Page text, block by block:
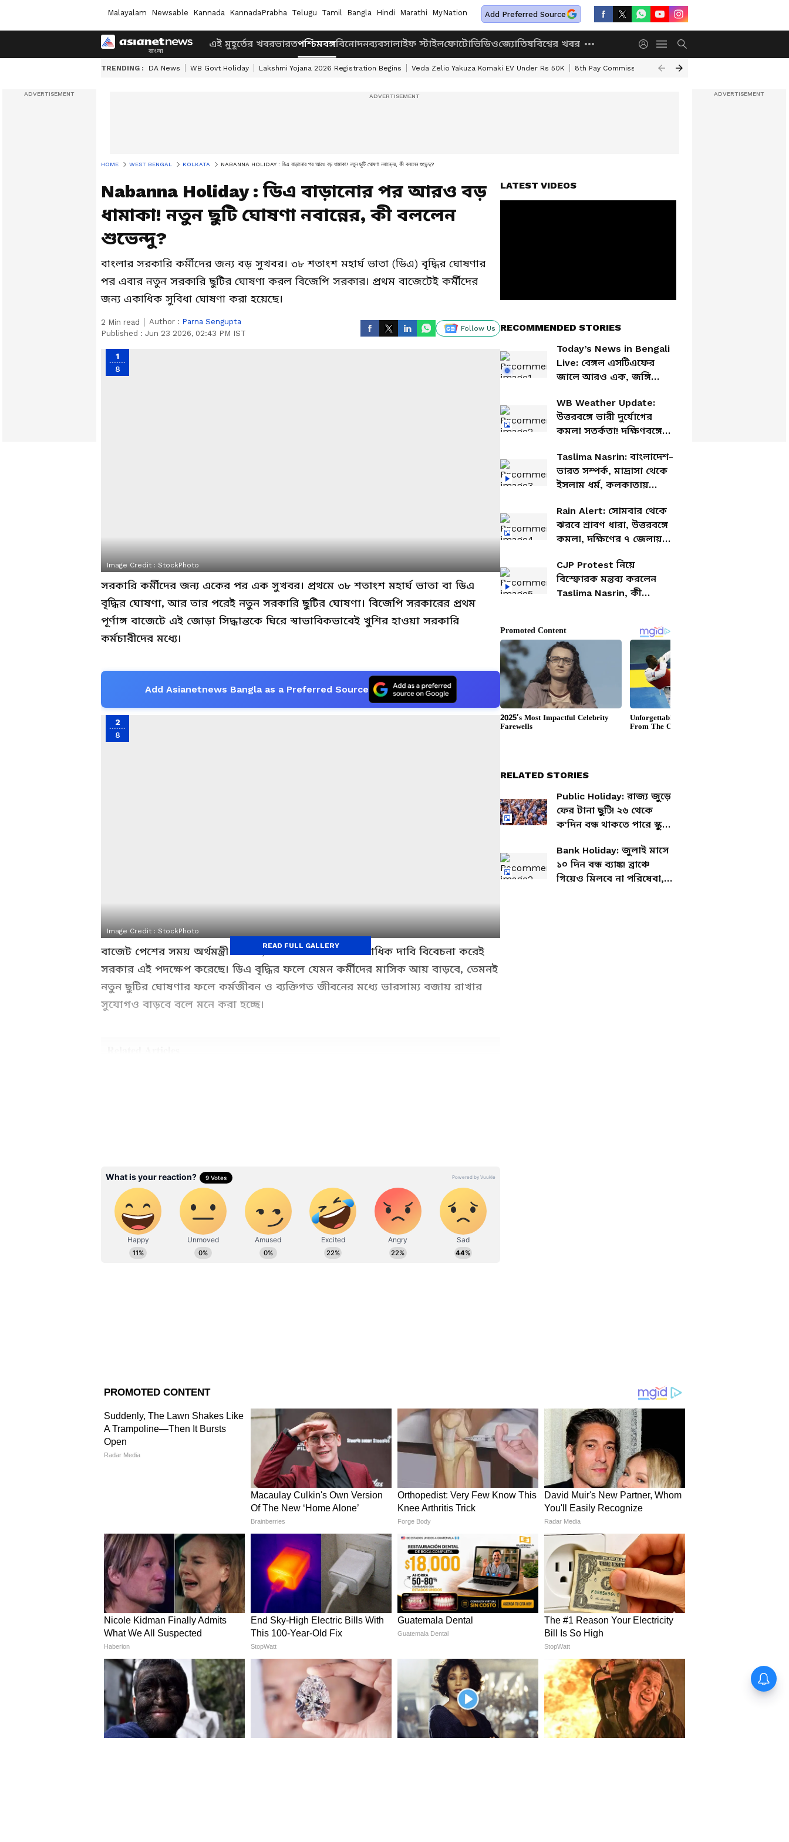
Malayalam Newsable Kannada KannadaPrabha Telugu Tamil Bangla Hindi Marathi MyNation Add Preferred Source
এই মুহূর্তের খবরভারতপশ্চিমবঙ্গবিনোদনব্যবসালাইফ স্টাইলফোটোভিডিওজ্যোতিষবিশ্বের খবর
TRENDING : DA News WB Govt Holiday Lakshmi Yojana 2026 Registration Begins Veda Zelio Yakuza Komaki EV Under Rs 50K 8th Pay Commission Chhatravriti Yojana
HOME WEST BENGAL KOLKATA NABANNA HOLIDAY : ডিএ বাড়ানোর পর আরও বড় ধামাকা! নতুন ছুটি ঘোষণা নবান্নের, কী বললেন শুভেন্দু?
Nabanna Holiday : ডিএ বাড়ানোর পর আরও বড়
ধামাকা! নতুন ছুটি ঘোষণা নবান্নের, কী বললেন
শুভেন্দু?
বাংলার সরকারি কর্মীদের জন্য বড় সুখবর। ৩৮ শতাংশ মহার্ঘ ভাতা (ডিএ) বৃদ্ধির ঘোষণার
পর এবার নতুন সরকারি ছুটির ঘোষণা করল বিজেপি সরকার। প্রথম বাজেটেই কর্মীদের
জন্য একাধিক সুবিধা ঘোষণা করা হয়েছে।
2 Min read Author : Parna Sengupta
Published : Jun 23 2026, 02:43 PM IST
Follow Us
1
8
Image Credit : StockPhoto
সরকারি কর্মীদের জন্য একের পর এক সুখবর। প্রথমে ৩৮ শতাংশ মহার্ঘ ভাতা বা ডিএ
বৃদ্ধির ঘোষণা, আর তার পরেই নতুন সরকারি ছুটির ঘোষণা। বিজেপি সরকারের প্রথম
পূর্ণাঙ্গ বাজেটে এই জোড়া সিদ্ধান্তকে ঘিরে স্বাভাবিকভাবেই খুশির হাওয়া সরকারি
কর্মচারীদের মধ্যে।
Add Asianetnews Bangla as a Preferred Source
2
8
Image Credit : StockPhoto
বাজেট পেশের সময় অর্থমন্ত্রী জানান, কর্মীদের দীর্ঘদিনের একাধিক দাবি বিবেচনা করেই
সরকার এই পদক্ষেপ করেছে। ডিএ বৃদ্ধির ফলে যেমন কর্মীদের মাসিক আয় বাড়বে, তেমনই
নতুন ছুটির ঘোষণার ফলে কর্মজীবন ও ব্যক্তিগত জীবনের মধ্যে ভারসাম্য বজায় রাখার
সুযোগও বাড়বে বলে মনে করা হচ্ছে।
সরকারি কর্মীদের কাছে ডিএ অত্যন্ত গুরুত্বপূর্ণ একটি বিষয়। মূল্যবৃদ্ধির সঙ্গে সামঞ্জস্য রেখে
কর্মীদের অতিরিক্ত আর্থিক সহায়তা দেওয়ার জন্যই মহার্ঘ ভাতা দেওয়া হয়।
4
8
READ FULL GALLERY
LATEST VIDEOS
RECOMMENDED STORIES
Today’s News in Bengali
Live: বেঙ্গল এসটিএফের
জালে আরও এক, জঙ্গি
আদিত্য সিং
WB Weather Update:
উত্তরবঙ্গে ভারী দুর্যোগের
কমলা সতর্কতা! দক্ষিণবঙ্গে
বৃষ্টি
Taslima Nasrin: বাংলাদেশ-
ভারত সম্পর্ক, মাদ্রাসা থেকে
ইসলাম ধর্ম, কলকাতায়
বললেন?
Rain Alert: সোমবার থেকে
ঝরবে শ্রাবণ ধারা, উত্তরবঙ্গে
কমলা, দক্ষিণের ৭ জেলায়
CJP Protest নিয়ে
বিস্ফোরক মন্তব্য করলেন
Taslima Nasrin, কী
RELATED STORIES
Public Holiday: রাজ্য জুড়ে
ফের টানা ছুটি! ২৬ থেকে
ক'দিন বন্ধ থাকতে পারে স্কুল,
Bank Holiday: জুলাই মাসে
১০ দিন বন্ধ ব্যাঙ্ক! ব্রাঞ্চে
গিয়েও মিলবে না পরিষেবা,